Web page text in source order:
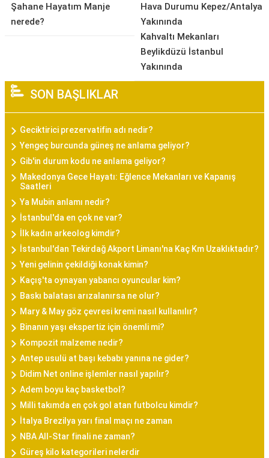
Şahane Hayatım Manje
nerede?
Hava Durumu Kepez/Antalya
Yakınında
Kahvaltı Mekanları
Beylikdüzü İstanbul
Yakınında
SON BAŞLIKLAR
Geciktirici prezervatifin adı nedir?
Yengeç burcunda güneş ne anlama geliyor?
Gib'in durum kodu ne anlama geliyor?
Makedonya Gece Hayatı: Eğlence Mekanları ve Kapanış
Saatleri
Ya Mubin anlamı nedir?
İstanbul'da en çok ne var?
İlk kadın arkeolog kimdir?
İstanbul'dan Tekirdağ Akport Limanı'na Kaç Km Uzaklıktadır?
Yeni gelinin çekildiği konak kimin?
Kaçış'ta oynayan yabancı oyuncular kim?
Baskı balatası arızalanırsa ne olur?
Mary & May göz çevresi kremi nasıl kullanılır?
Binanın yaşı ekspertiz için önemli mi?
Kompozit malzeme nedir?
Antep usulü at başı kebabı yanına ne gider?
Didim Net online işlemler nasıl yapılır?
Adem boyu kaç basketbol?
Milli takımda en çok gol atan futbolcu kimdir?
İtalya Brezilya yarı final maçı ne zaman
NBA All-Star finali ne zaman?
Güreş kilo kategorileri nelerdir